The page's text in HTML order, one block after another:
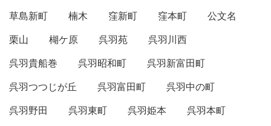
草島新町
楠木 窪新町 窪本町
公文名
栗山
楜ケ原 呉羽苑
呉羽川西
呉羽貴船巻
呉羽昭和町
呉羽新富田町
呉羽つつじが丘
呉羽富田町
呉羽中の町
呉羽野田
呉羽東町 呉羽姫本
呉羽本町